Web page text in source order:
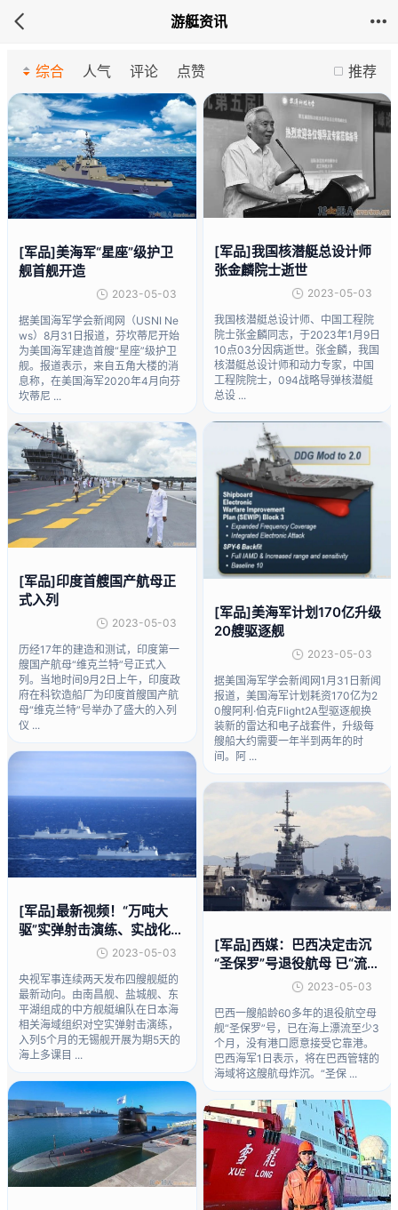
游艇资讯
推荐
综合 人气 评论 点赞
[军品]美海军“星座”级护卫
舰首舰开造
2023-05-03
据美国海军学会新闻网（USNI Ne
ws）8月31日报道，芬坎蒂尼开始
为美国海军建造首艘“星座”级护卫
舰。报道表示，来自五角大楼的消
息称，在美国海军2020年4月向芬
坎蒂尼 ...
[军品]印度首艘国产航母正
式入列
2023-05-03
历经17年的建造和测试，印度第一
艘国产航母“维克兰特”号正式入
列。当地时间9月2日上午，印度政
府在科钦造船厂为印度首艘国产航
母“维克兰特”号举办了盛大的入列
仪 ...
[军品]最新视频！“万吨大
驱”实弹射击演练、实战化训
2023-05-03
央视军事连续两天发布四艘舰艇的
最新动向。由南昌舰、盐城舰、东
平湖组成的中方舰艇编队在日本海
相关海域组织对空实弹射击演练，
入列5个月的无锡舰开展为期5天的
海上多课目 ...
[军品]我国核潜艇总设计师
张金麟院士逝世
2023-05-03
我国核潜艇总设计师、中国工程院
院士张金麟同志，于2023年1月9日
10点03分因病逝世。张金麟，我国
核潜艇总设计师和动力专家，中国
工程院院士，094战略导弹核潜艇
总设 ...
[军品]美海军计划170亿升级
20艘驱逐舰
2023-05-03
据美国海军学会新闻网1月31日新闻
报道，美国海军计划耗资170亿为2
0艘阿利·伯克Flight2A型驱逐舰换
装新的雷达和电子战套件，升级每
艘船大约需要一年半到两年的时
间。阿 ...
[军品]西媒：巴西决定击沉
“圣保罗”号退役航母 已“流
2023-05-03
巴西一艘船龄60多年的退役航空母
舰“圣保罗”号，已在海上漂流至少3
个月，没有港口愿意接受它靠港。
巴西海军1日表示，将在巴西管辖的
海域将这艘航母炸沉。“圣保 ...